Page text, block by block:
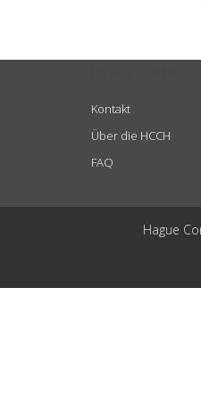
Kontakt
Über die HCCH
FAQ
Hague